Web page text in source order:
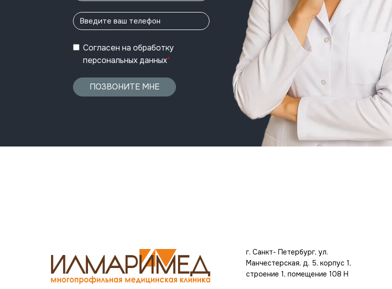
Согласен на обработку
персональных данных*
ПОЗВОНИТЕ МНЕ
г. Санкт- Петербург, ул.
Манчестерская, д. 5, корпус 1,
строение 1, помещение 108 Н